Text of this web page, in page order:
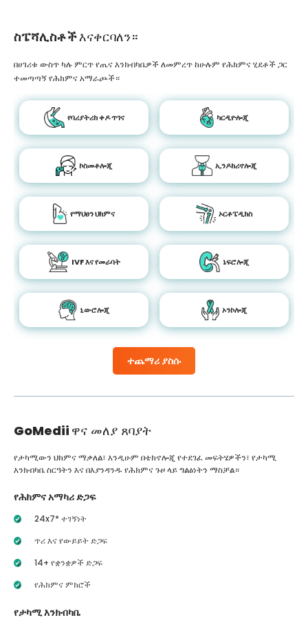
ስፔሻሊስቶችእናቀርባለን።
ተጨማሪ ያስሱ
በሀገሪቱ ውስጥ ካሉ ምርጥ የጤና እንክብካቤዎች ለመምረጥ ከሁሉም የሕክምና ሂደቶች ጋር
ተመጣጣኝ የሕክምና አማራጮች።
የባሪያትሪክ ቀዶ ጥገና ካርዲዮሎጂ
ኮስመቶሎጂ ኢንዶክሪኖሎጂ
የማህፀን ህክምና ኦርቶፔዲክስ
IVF እና የመራባት ኔፍሮሎጂ
ኒውሮሎጂ ኦንኮሎጂ
GoMedii ዋና መለያ ጸባያት
የታካሚውን ህክምና ማቃለል፣ እንዲሁም በቴክኖሎጂ የተደገፈ መፍትሄዎችን፣ የታካሚ
እንክብካቤ ስርዓትን እና በእያንዳንዱ የሕክምና ጉዞ ላይ ግልፅነትን ማስቻል።
የሕክምና አማካሪ ድጋፍ
24x7* ተገኝነት
ጥሪ እና የውይይት ድጋፍ
14+ የቋንቋዎች ድጋፍ
የሕክምና ምክሮች
የታካሚ እንክብካቤ